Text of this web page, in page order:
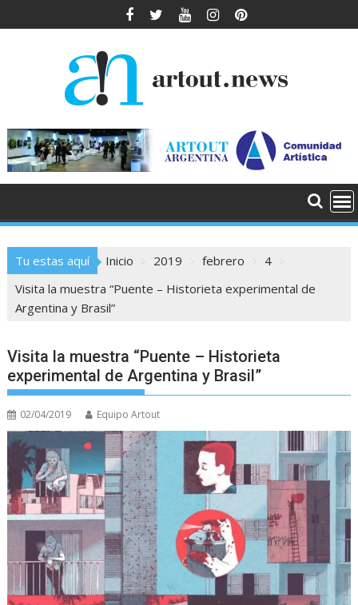
al
Tu estas aquí Inicio 2019 febrero
4
Visita la muestra “Puente – Historieta experimental de
Argentina y Brasil”
Visita la muestra “Puente – Historieta
experimental de Argentina y Brasil”
02/04/2019 Equipo Artout